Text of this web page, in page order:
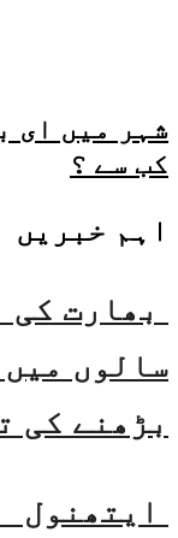
شہر میں ای
کب سے ؟
اہم خبریں
بڑھنے کی
ایتھنول